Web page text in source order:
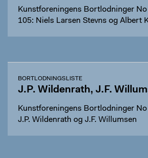
Kunstforeningens Bortlodninger
105: Niels Larsen Stevns og Albert
BORTLODNINGSLISTE
J.P. Wildenrath, J.F.
Kunstforeningens Bortlodninger
J.P. Wildenrath og J.F. Willumsen